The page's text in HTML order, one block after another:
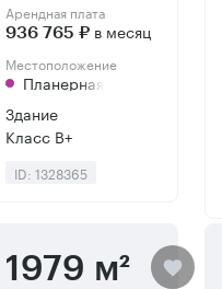
Арендная плата
936 765 ₽в месяц
Местоположение
Планерная
Здание
Класс B+
ID: 1328365
1979 м²